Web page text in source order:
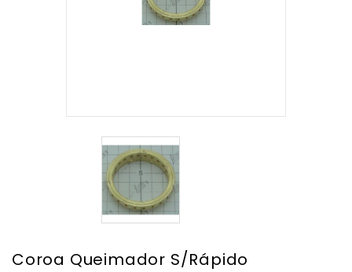
Coroa Queimador S/Rápido